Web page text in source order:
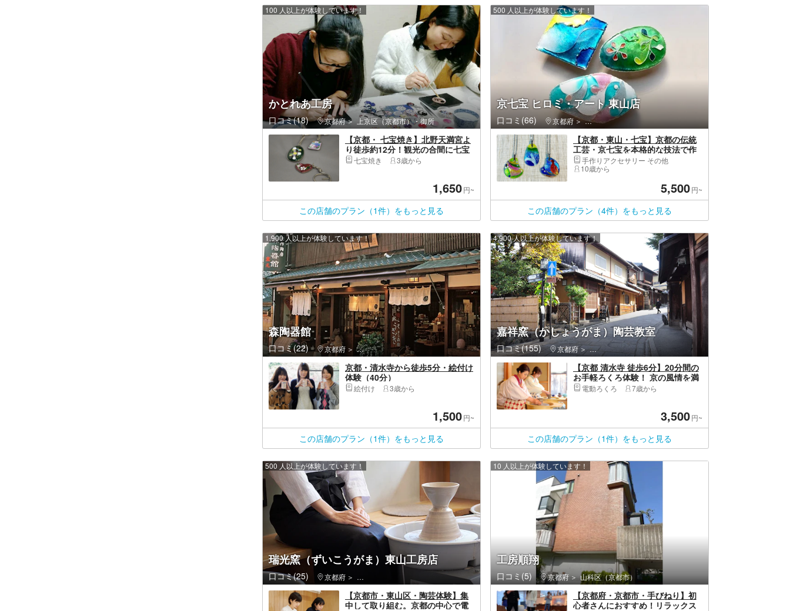
かとれあ工房
口コミ(18) 京都府 上京区（京都市）・御所
100 人以上が体験しています！
【京都・ 七宝焼き】北野天満宮よ
り徒歩約12分！観光の合間に七宝
焼き体験はいかが？光沢と色合い
七宝焼き 3歳から
1,650円~
この店舗のプラン（1件）をもっと見る
京七宝 ヒロミ・アート 東山店
口コミ(66) 京都府 東山区（京都市）・祇園・嵯峨野
500 人以上が体験しています！
【京都・東山・七宝】京都の伝統
工芸・京七宝を本格的な技法で作
る2時間コース
手作りアクセサリー その他
10歳から
5,500円~
この店舗のプラン（4件）をもっと見る
森陶器館
口コミ(22) 京都府 東山区（京都市）・祇園・嵯峨野
1,900 人以上が体験しています！
京都・清水寺から徒歩5分・絵付け
体験（40分）
絵付け 3歳から
1,500円~
この店舗のプラン（1件）をもっと見る
嘉祥窯（かしょうがま）陶芸教室
口コミ(155) 京都府 東山区（京都市）・祇園・嵯峨野
4,900 人以上が体験しています！
【京都 清水寺 徒歩6分】20分間の
お手軽ろくろ体験！ 京の風情を満
喫しよう
電動ろくろ 7歳から
3,500円~
この店舗のプラン（1件）をもっと見る
瑞光窯（ずいこうがま）東山工房店
口コミ(25) 京都府 東山区（京都市）・祇園・嵯峨野
500 人以上が体験しています！
【京都市・東山区・陶芸体験】集
中して取り組む。京都の中心で電
工房順翔
口コミ(5) 京都府 山科区（京都市）
10 人以上が体験しています！
【京都府・京都市・手びねり】初
心者さんにおすすめ！リラックス